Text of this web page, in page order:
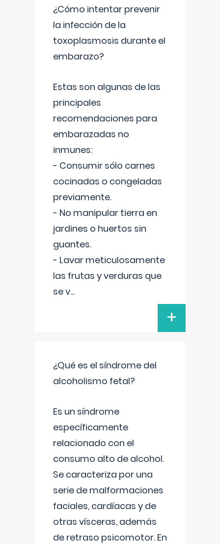
¿Cómo intentar prevenir
la infección de la
toxoplasmosis durante el
embarazo?
Estas son algunas de las
principales
recomendaciones para
embarazadas no
inmunes:
- Consumir sólo carnes
cocinadas o congeladas
previamente.
- No manipular tierra en
jardines o huertos sin
guantes.
- Lavar meticulosamente
las frutas y verduras que
se v...
+
¿Qué es el síndrome del
alcoholismo fetal?
Es un síndrome
específicamente
relacionado con el
consumo alto de alcohol.
Se caracteriza por una
serie de malformaciones
faciales, cardíacas y de
otras vísceras, además
de retraso psicomotor. En